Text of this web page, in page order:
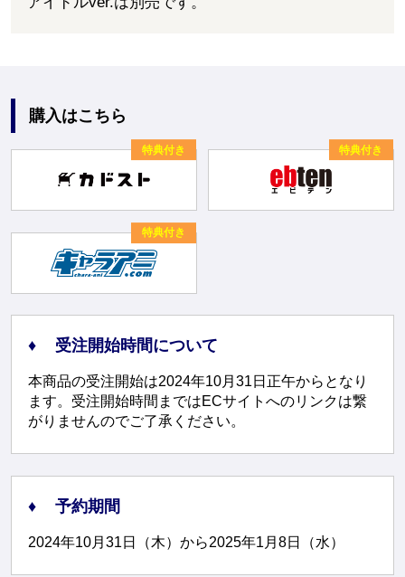
購入はこちら
特典付き 特典付き
特典付き
受注開始時間について
本商品の受注開始は2024年10月31日正午からとなり
ます。受注開始時間まではECサイトへのリンクは繋
がりませんのでご了承ください。
予約期間
2024年10月31日（木）から2025年1月8日（水）